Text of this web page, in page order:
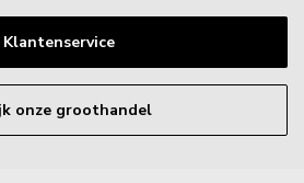
Klantenservice
onze groothandel